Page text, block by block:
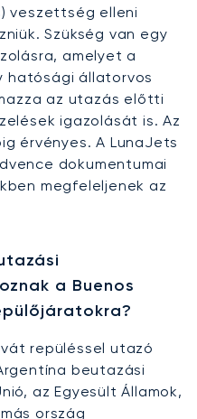
veszettség elleni
Szükség van egy
amelyet a
hatósági állatorvos
az utazás előtti
igazolását is. Az
érvényes. A LunaJets
dokumentumai
megfeleljenek az
a Buenos
repüléssel utazó
beutazási
az Egyesült Államok,
ország